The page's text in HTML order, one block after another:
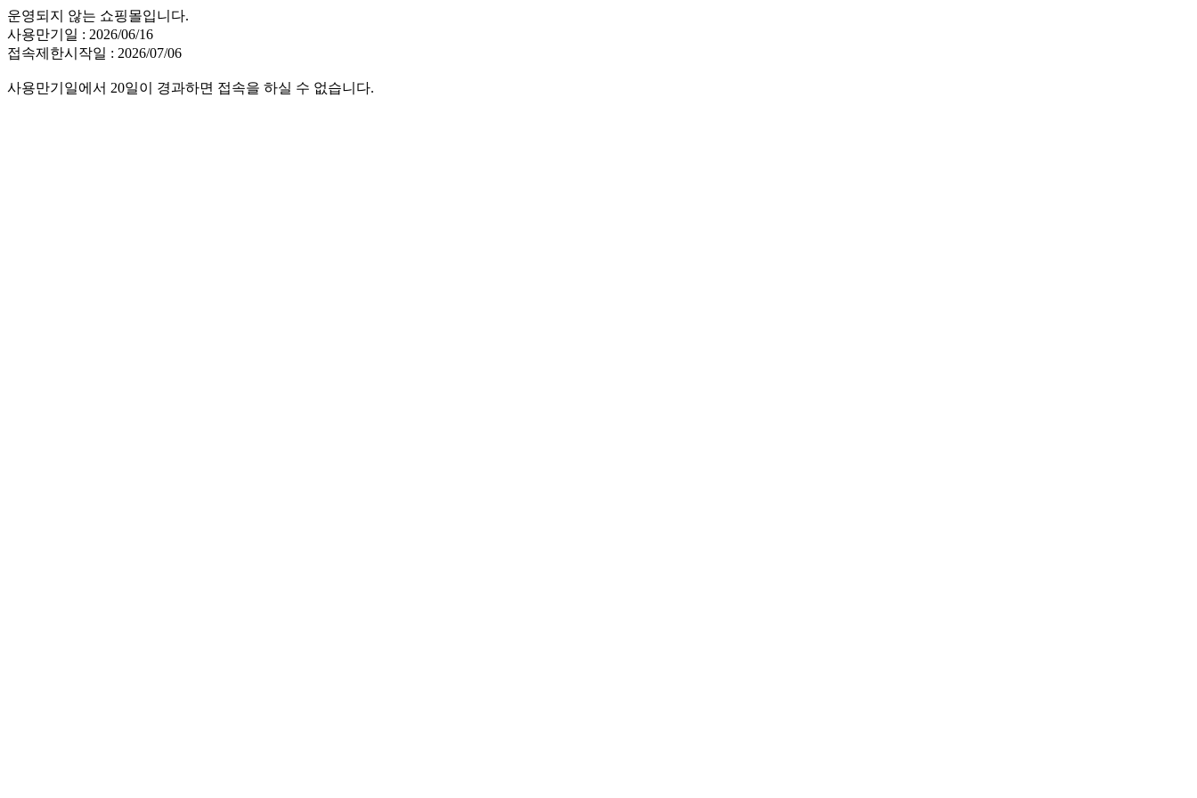
운영되지 않는 쇼핑몰입니다.
사용만기일 : 2026/06/16
접속제한시작일 : 2026/07/06
사용만기일에서 20일이 경과하면 접속을 하실 수 없습니다.